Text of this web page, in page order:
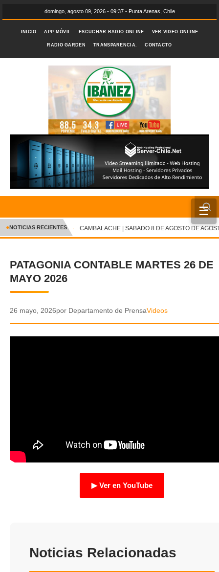
domingo, agosto 09, 2026 - 09:37 - Punta Arenas, Chile
INICIO APP MÓVIL ESCUCHAR RADIO ONLINE VER VIDEO ONLINE
RADIO GARDEN TRANSPARENCIA. CONTACTO
☰
INICIO
CRÓNICA
DEPORTES
POLICIAL
TRANSPARENCIA
✕
●NOTICIAS RECIENTES CAMBALACHE | SABADO 8 DE AGOSTO DE
PATAGONIA CONTABLE MARTES 26 DE
MAYO 2026
26 mayo, 2026por Departamento de PrensaVideos
▶ Ver en YouTube
Noticias Relacionadas